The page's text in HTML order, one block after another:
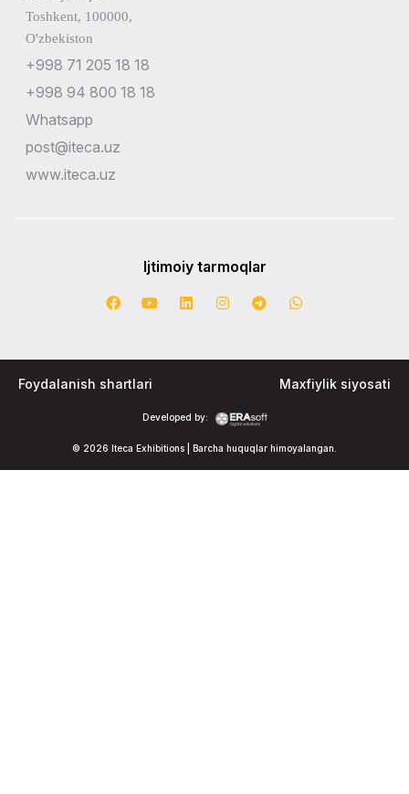
Toshkent, 100000,
O'zbekiston
+998 71 205 18 18
+998 94 800 18 18
Whatsapp
post@iteca.uz
www.iteca.uz
Ijtimoiy tarmoqlar
© 2026 Iteca Exhibitions | Barcha huquqlar himoyalangan.
Developed by:
Foydalanish shartlari Maxfiylik siyosati